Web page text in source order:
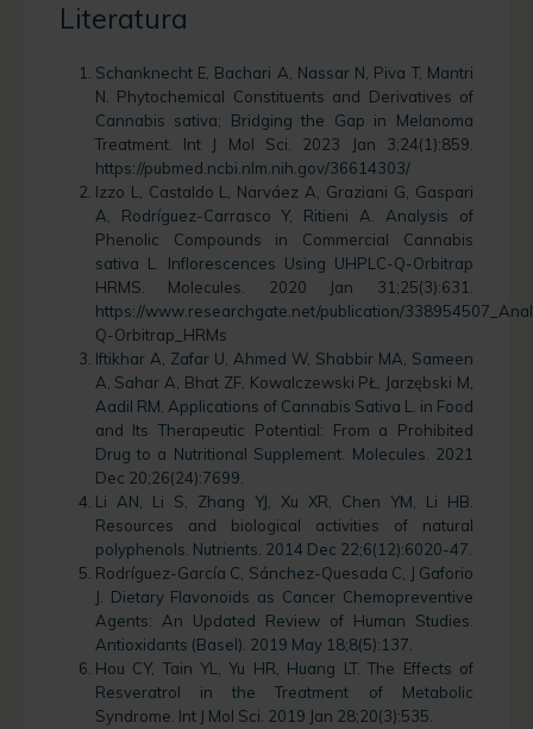
Literatura
Schanknecht E, Bachari A, Nassar N, Piva T, Mantri
N. Phytochemical Constituents and Derivatives of
Cannabis sativa; Bridging the Gap in Melanoma
Treatment. Int J Mol Sci. 2023 Jan 3;24(1):859.
https://pubmed.ncbi.nlm.nih.gov/36614303/
Izzo L, Castaldo L, Narváez A, Graziani G, Gaspari
A, Rodríguez-Carrasco Y, Ritieni A. Analysis of
Phenolic Compounds in Commercial Cannabis
sativa L. Inflorescences Using UHPLC-Q-Orbitrap
HRMS. Molecules. 2020 Jan 31;25(3):631.
https://www.researchgate.net/publication/
Q-Orbitrap_HRMs
Iftikhar A, Zafar U, Ahmed W, Shabbir MA, Sameen
A, Sahar A, Bhat ZF, Kowalczewski PŁ, Jarzębski M,
Aadil RM. Applications of Cannabis Sativa L. in Food
and Its Therapeutic Potential: From a Prohibited
Drug to a Nutritional Supplement. Molecules. 2021
Dec 20;26(24):7699.
Li AN, Li S, Zhang YJ, Xu XR, Chen YM, Li HB.
Resources and biological activities of natural
polyphenols. Nutrients. 2014 Dec 22;6(12):6020-47.
Rodríguez-García C, Sánchez-Quesada C, J Gaforio
J. Dietary Flavonoids as Cancer Chemopreventive
Agents: An Updated Review of Human Studies.
Antioxidants (Basel). 2019 May 18;8(5):137.
Hou CY, Tain YL, Yu HR, Huang LT. The Effects of
Resveratrol in the Treatment of Metabolic
Syndrome. Int J Mol Sci. 2019 Jan 28;20(3):535.